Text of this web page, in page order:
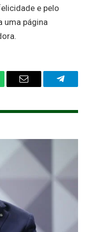
e pelo
uma página
Email Telegram